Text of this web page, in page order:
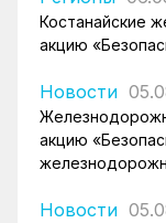
Костанайские
акцию
Новости
акцию
Новости